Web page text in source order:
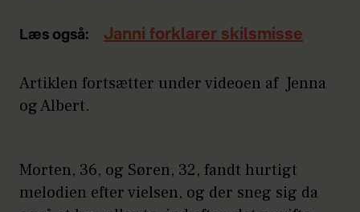
Læs også: Janni forklarer skilsmisse
Artiklen fortsætter under videoen af Jenna
og Albert.
Morten, 36, og Søren, 32, fandt hurtigt
melodien efter vielsen, og der sneg sig da